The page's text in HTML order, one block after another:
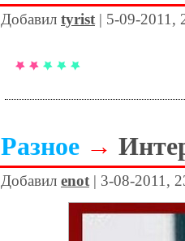
Добавил tyrist | 5-09-
Разное →
Добавил enot | 3-08-2011,